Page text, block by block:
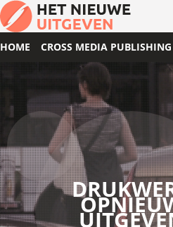
HOME CROSS MEDIA PUBLISHING